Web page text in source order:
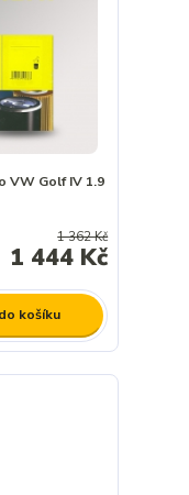
VW Golf IV 1.9
1 362 Kč
1 444 Kč
košíku